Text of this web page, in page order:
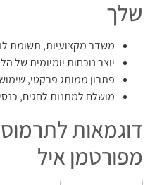
שלך
משדר מקצועיות, תשומת
יוצר נוכחות יומיומית של
פתרון ממותג פרקטי,
מושלם למתנות לחגים,
דוגמאות
מפורטמן איל